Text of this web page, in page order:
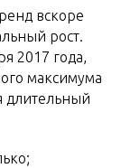
вскоре
рост.
2017 года,
максимума
длительный